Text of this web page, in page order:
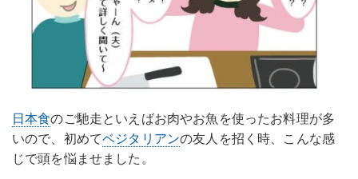
日本食のご馳走といえばお肉やお魚を使ったお料理が多
いので、初めてベジタリアンの友人を招く時、こんな感
じで頭を悩ませました。